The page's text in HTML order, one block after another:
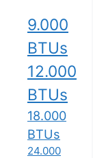
9.000
BTUs
12.000
BTUs
18.000
BTUs
24.000